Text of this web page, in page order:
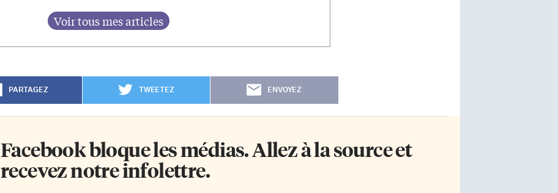
PARTAGEZ TWEETEZ ENVOYEZ
Facebook bloque les médias. Allez à la source et
recevez notre infolettre.